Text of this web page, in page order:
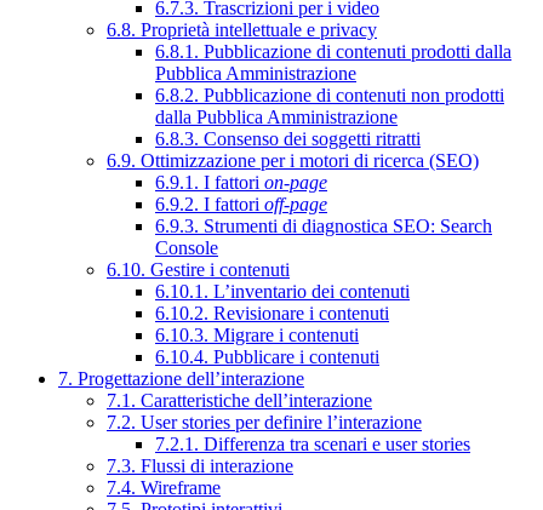
6.7.3. Trascrizioni per i video
6.8. Proprietà intellettuale e privacy
6.8.1. Pubblicazione di contenuti prodotti dalla
Pubblica Amministrazione
6.8.2. Pubblicazione di contenuti non prodotti
dalla Pubblica Amministrazione
6.8.3. Consenso dei soggetti ritratti
6.9. Ottimizzazione per i motori di ricerca (SEO)
6.9.1. I fattori on-page
6.9.2. I fattori off-page
6.9.3. Strumenti di diagnostica SEO: Search
Console
6.10. Gestire i contenuti
6.10.1. L’inventario dei contenuti
6.10.2. Revisionare i contenuti
6.10.3. Migrare i contenuti
6.10.4. Pubblicare i contenuti
7. Progettazione dell’interazione
7.1. Caratteristiche dell’interazione
7.2. User stories per definire l’interazione
7.2.1. Differenza tra scenari e user stories
7.3. Flussi di interazione
7.4. Wireframe